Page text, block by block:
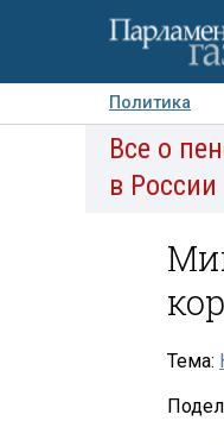
Политика
Авторы
Все о
в России
Тема: